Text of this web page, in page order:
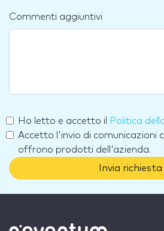
Commenti aggiuntivi
Ho letto e accetto il Politica
Accetto l'invio di comunicazioni
offrono prodotti dell'azienda.
Invia richiesta